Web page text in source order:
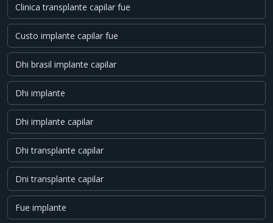
Clinica transplante capilar fue
Custo implante capilar fue
Dhi brasil implante capilar
Dhi implante
Dhi implante capilar
Dhi transplante capilar
Dni transplante capilar
Fue implante